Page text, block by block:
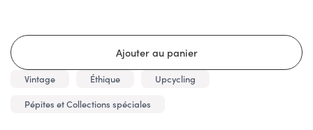
Vintage Éthique Upcycling
Pépites et Collections spéciales